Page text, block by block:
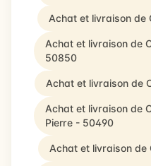
Achat et livraison de
Achat et livraison de
50850
Achat et livraison de
Achat et livraison de
Pierre - 50490
Achat et livraison de